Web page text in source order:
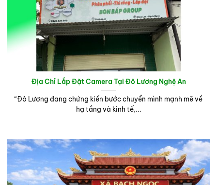
Địa Chỉ Lắp Đặt Camera Tại Đô Lương Nghệ An
“Đô Lương đang chứng kiến bước chuyển mình mạnh mẽ về
hạ tầng và kinh tế,...